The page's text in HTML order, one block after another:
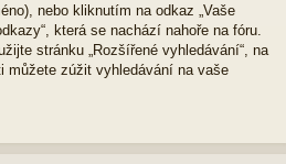
nebo kliknutím na odkaz „Vaše
která se nachází nahoře na fóru.
stránku „Rozšířené vyhledávání“, na
můžete zúžit vyhledávání na vaše